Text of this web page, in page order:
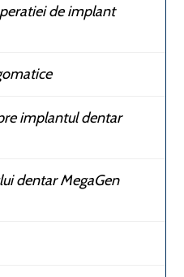
de implant
implantul dentar
dentar MegaGen